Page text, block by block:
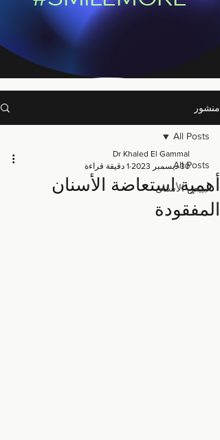
منشور
All Posts
تبييض الأسنان
All Posts
أهمية استعاضة الأسنان
المفقودة
Dr Khaled El Gammal
30 ديسمبر 2023
1 دقيقة قراءة